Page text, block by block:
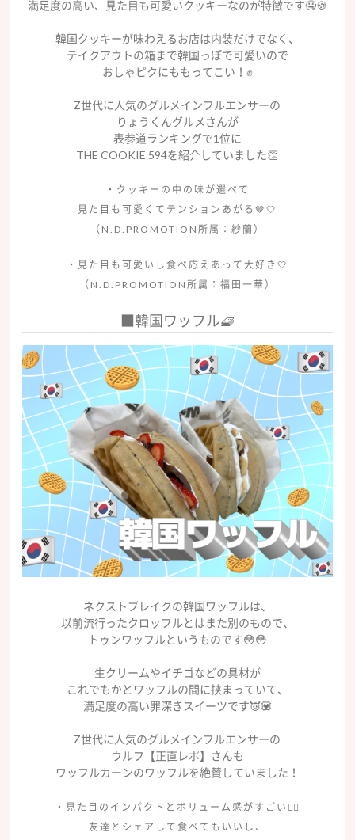
満足度の高い、見た目も可愛いクッキーなのが特徴です🤤🍪
韓国クッキーが味わえるお店は内装だけでなく、
テイクアウトの箱まで韓国っぽで可愛いので
おしゃピクにももってこい！✊
Z世代に人気のグルメインフルエンサーの
りょうくんグルメさんが
表参道ランキングで1位に
THE COOKIE 594を紹介していました👏
・クッキーの中の味が選べて
見た目も可愛くてテンションあがる🤎🤍
（N.D.PROMOTION所属：紗蘭）
・見た目も可愛いし食べ応えあって大好き🤍
（N.D.PROMOTION所属：福田一華）
■韓国ワッフル🧇
ネクストブレイクの韓国ワッフルは、
以前流行ったクロッフルとはまた別のもので、
トゥンワッフルというものです😳😳
生クリームやイチゴなどの具材が
これでもかとワッフルの間に挟まっていて、
満足度の高い罪深きスイーツです👿💟
Z世代に人気のグルメインフルエンサーの
ウルフ【正直レポ】さんも
ワッフルカーンのワッフルを絶賛していました！
・見た目のインパクトとボリューム感がすごい❤️‍🔥
友達とシェアして食べてもいいし、